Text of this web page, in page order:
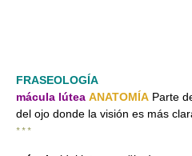
FRASEOLOGÍA
mácula lútea ANATOMÍA Parte
del ojo donde la visión es más
* * *